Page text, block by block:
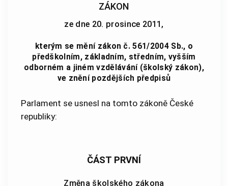
ZÁKON
ze dne 20. prosince 2011,
kterým se mění zákon č. 561/2004 Sb., o
předškolním, základním, středním, vyšším
odborném a jiném vzdělávání (školský zákon),
ve znění pozdějších předpisů
Parlament se usnesl na tomto zákoně České
republiky:
ČÁST PRVNÍ
Změna školského zákona